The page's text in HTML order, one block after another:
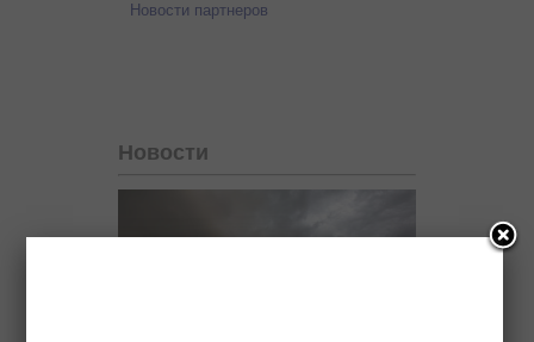
Новости партнеров
Новости